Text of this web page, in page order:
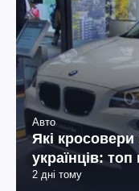
Авто
Які
українців:
2 дні тому